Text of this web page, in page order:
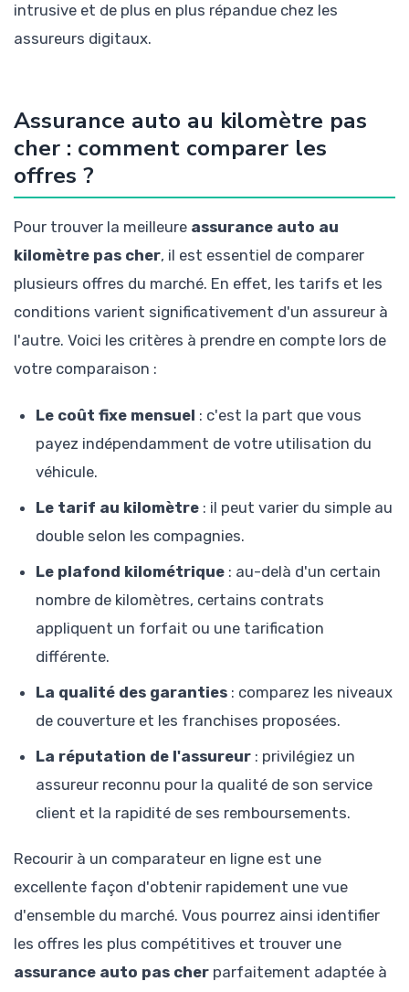
intrusive et de plus en plus répandue chez les
assureurs digitaux.
Assurance auto au kilomètre pas
cher : comment comparer les
offres ?
Pour trouver la meilleure assurance auto au
kilomètre pas cher, il est essentiel de comparer
plusieurs offres du marché. En effet, les tarifs et les
conditions varient significativement d'un assureur à
l'autre. Voici les critères à prendre en compte lors de
votre comparaison :
Le coût fixe mensuel : c'est la part que vous
payez indépendamment de votre utilisation du
véhicule.
Le tarif au kilomètre : il peut varier du simple au
double selon les compagnies.
Le plafond kilométrique : au-delà d'un certain
nombre de kilomètres, certains contrats
appliquent un forfait ou une tarification
différente.
La qualité des garanties : comparez les niveaux
de couverture et les franchises proposées.
La réputation de l'assureur : privilégiez un
assureur reconnu pour la qualité de son service
client et la rapidité de ses remboursements.
Recourir à un comparateur en ligne est une
excellente façon d'obtenir rapidement une vue
d'ensemble du marché. Vous pourrez ainsi identifier
les offres les plus compétitives et trouver une
assurance auto pas cher parfaitement adaptée à